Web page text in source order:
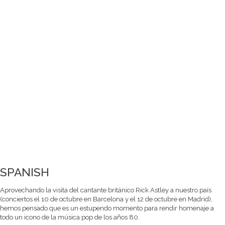
SPANISH
Aprovechando la visita del cantante británico Rick Astley a nuestro país
(conciertos el 10 de octubre en Barcelona y el 12 de octubre en Madrid),
hemos pensado que es un estupendo momento para rendir homenaje a
todo un icono de la música pop de los años 80.